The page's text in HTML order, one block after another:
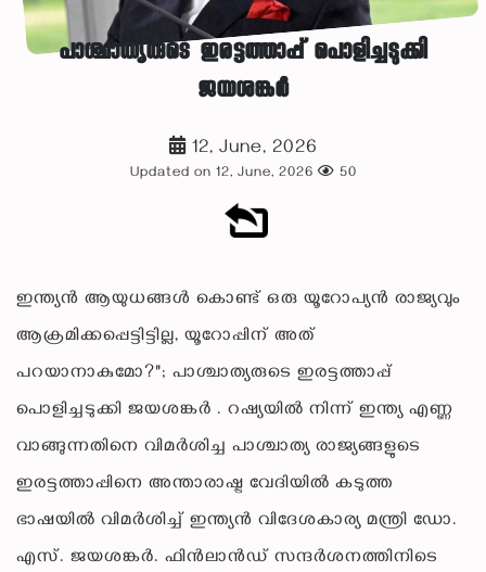
പാശ്ചാത്യരുടെ ഇരട്ടത്താപ്പ് പൊളിച്ചടുക്കി
ജയശങ്കർ
12, June, 2026
Updated on 12, June, 2026 50
ഇന്ത്യൻ ആയുധങ്ങൾ കൊണ്ട് ഒരു യൂറോപ്യൻ രാജ്യവും
ആക്രമിക്കപ്പെട്ടിട്ടില്ല, യൂറോപ്പിന് അത്
പറയാനാകുമോ?"; പാശ്ചാത്യരുടെ ഇരട്ടത്താപ്പ്
പൊളിച്ചടുക്കി ജയശങ്കർ . റഷ്യയിൽ നിന്ന് ഇന്ത്യ എണ്ണ
വാങ്ങുന്നതിനെ വിമർശിച്ച പാശ്ചാത്യ രാജ്യങ്ങളുടെ
ഇരട്ടത്താപ്പിനെ അന്താരാഷ്ട്ര വേദിയിൽ കടുത്ത
ഭാഷയിൽ വിമർശിച്ച് ഇന്ത്യൻ വിദേശകാര്യ മന്ത്രി ഡോ.
എസ്. ജയശങ്കർ. ഫിൻലാൻഡ് സന്ദർശനത്തിനിടെ